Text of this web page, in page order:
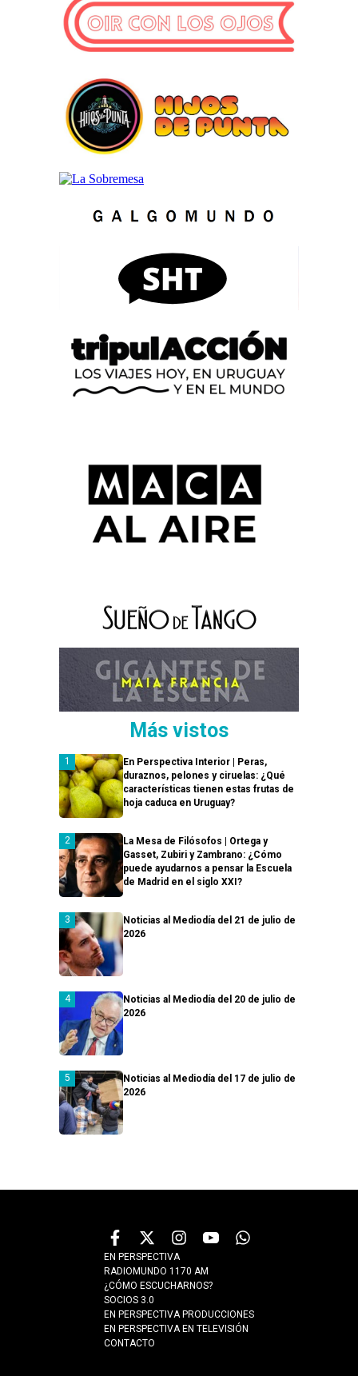
Más vistos
En Perspectiva Interior | Peras,
duraznos, pelones y ciruelas: ¿Qué
características tienen estas frutas de
hoja caduca en Uruguay?
La Mesa de Filósofos | Ortega y
Gasset, Zubiri y Zambrano: ¿Cómo
puede ayudarnos a pensar la Escuela
de Madrid en el siglo XXI?
Noticias al Mediodía del 21 de julio de
2026
Noticias al Mediodía del 20 de julio de
2026
Noticias al Mediodía del 17 de julio de
2026
EN PERSPECTIVA
RADIOMUNDO 1170 AM
¿CÓMO ESCUCHARNOS?
SOCIOS 3.0
EN PERSPECTIVA PRODUCCIONES
EN PERSPECTIVA EN TELEVISIÓN
CONTACTO